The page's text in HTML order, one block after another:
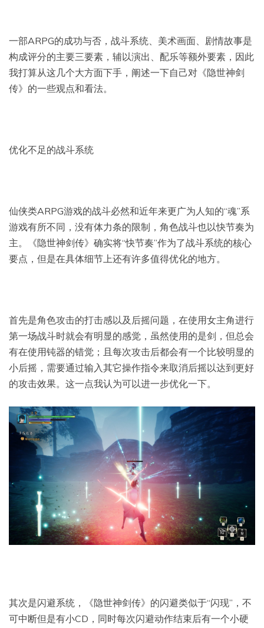
一部ARPG的成功与否，战斗系统、美术画面、剧情故事是
构成评分的主要三要素，辅以演出、配乐等额外要素，因此
我打算从这几个大方面下手，阐述一下自己对《隐世神剑
传》的一些观点和看法。
优化不足的战斗系统
仙侠类ARPG游戏的战斗必然和近年来更广为人知的“魂”系
游戏有所不同，没有体力条的限制，角色战斗也以快节奏为
主。《隐世神剑传》确实将“快节奏”作为了战斗系统的核心
要点，但是在具体细节上还有许多值得优化的地方。
首先是角色攻击的打击感以及后摇问题，在使用女主角进行
第一场战斗时就会有明显的感觉，虽然使用的是剑，但总会
有在使用钝器的错觉；且每次攻击后都会有一个比较明显的
小后摇，需要通过输入其它操作指令来取消后摇以达到更好
的攻击效果。这一点我认为可以进一步优化一下。
其次是闪避系统，《隐世神剑传》的闪避类似于“闪现”，不
可中断但是有小CD，同时每次闪避动作结束后有一个小硬